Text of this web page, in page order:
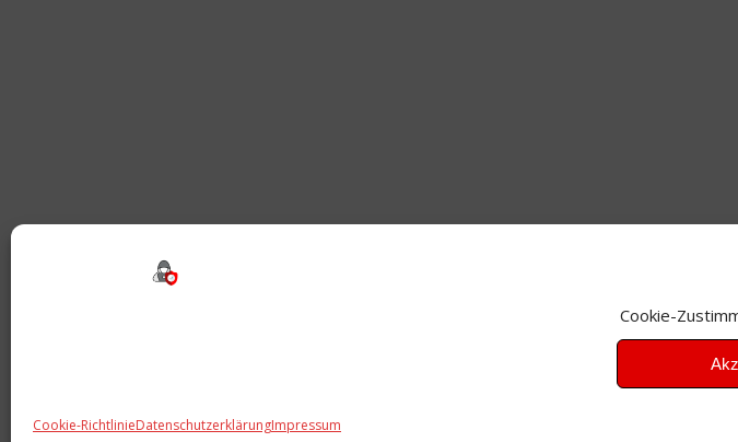
Cookie-
Cookie-RichtlinieDatenschutzerklärungImpressum